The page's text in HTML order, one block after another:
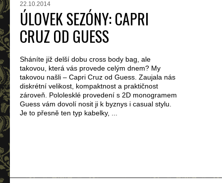
22.10.2014
ÚLOVEK SEZÓNY: CAPRI
CRUZ OD GUESS
Sháníte již delší dobu cross body bag, ale
takovou, která vás provede celým dnem? My
takovou našli – Capri Cruz od Guess. Zaujala nás
diskrétní velikost, kompaktnost a praktičnost
zároveň. Pololesklé provedení s 2D monogramem
Guess vám dovolí nosit ji k byznys i casual stylu.
Je to přesně ten typ kabelky, ...